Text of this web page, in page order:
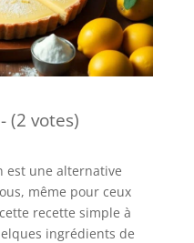
(2 votes)
est une alternative
même pour ceux
recette simple à
ingrédients de